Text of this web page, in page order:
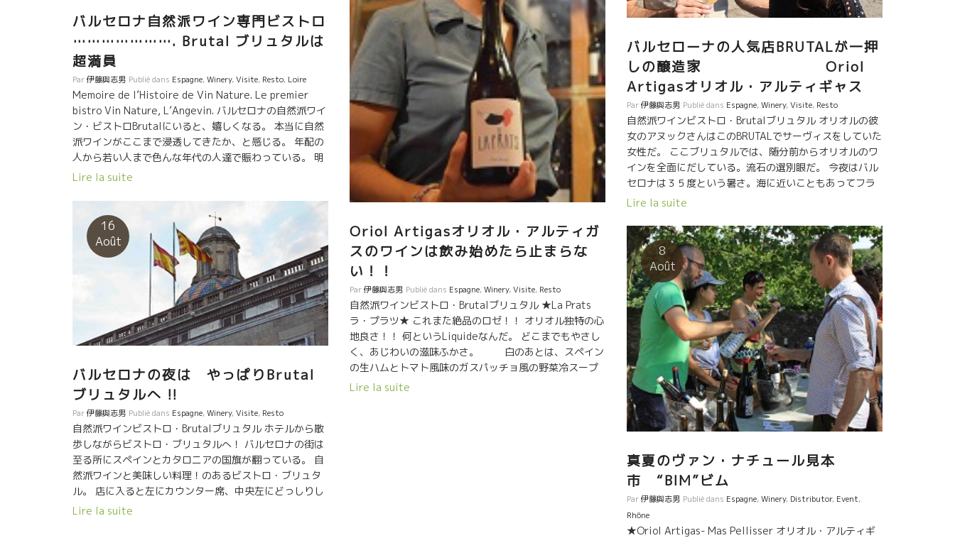
は、本当は白の方に向いているんだ。昔は、この地区で
は白の方が多かった。近年AOCの制定以後は赤のイメー
ジが強くなって、皆シラー品種ばかり皆植えるようにな
ってしまった。』 このルネ・ジャンの言葉をいつも思い
出す。 Dard et Riboダール・エ・リボの白を飲む度に感
動する。 ルペール・ド・カルトゥッシュのカウンターで
しばらく沈黙するほど感激してしまった。 エモーショ
ン、エネルギーが心、体の奥に伝わってくる。 Pitrouピ
トルという名前はこの畑の所有者のお祖父さんの名前か
らとったもの。 この区画は、ルネ・ジャンの家の目の前
の急斜面の畑。 白っぽい花崗岩が多く直ぐ下は花崗岩の
らだ。 この美味しいピトルをバルセロナのYUKOさんと
分かち合えてよかったです。 こんないい状態で１３年
間、保管していたルドルフは凄い。 今、パリでは自然派
ワインを飲ませるビストロが竹の子の如く増えている、
でもこんな希少なワインを持っているところは少ない。
やっぱりRepaire de Cartoucheルペール・ド・カルト
ゥッシュは凄い。 YUKOさん、PARISを楽しんでくださ
い。 ありがとう。
の昔、日本で新しい世代の事を“戦争を知らない子供
を、“マルセルを知らない子供達”と呼びたくなってしま
う。 Marcel Lapierreマルセル・ラピエールは化学剤や
人為的な妙なテクニックで化粧されたワインに対して、
Vin Natureという言葉で表現した。 今の若手は、もうそ
のスタードは過ぎている。 自然が当たり前で、最初から
次の段階のことを考えている。 こんな造りのワインに触
れる度に、ある時代が物凄いスピードで進化している
な、と痛感する。 毎日、移動しながら色んなワイン、色
んな造り手と出逢いながら、この自然派ワインの世界が
どんな方向へ、どんな形になっていくのか、あれこれ思
海藻を合わせてソーテした一皿にピッタリ、そしてほぼ
生に近い牛に合わせた。 それは、もう格別でした。
Oriol Artigasオリオル・アルティガ
スのワインは飲み始めたら止まらな
い！！
Par伊藤與志男 Publié dans Espagne,Winery,Visite, Resto
自然派ワインビストロ・Brutalブリュタル ★La Prats
ラ・プラツ★ これまた絶品のロゼ！！ オリオル独特の心
地良さ！！ 何というLiquideなんだ。 どこまでもやさし
く、あじわいの滋味ふかさ。 白のあとは、スペイン
の生ハムとトマト風味のガスパッチョ風の野菜冷スープ
に、 驚くほどのマリアージュ！！ 生ハムの塩っぽさとミ
Lire la suite
バルセロナ自然派ワイン専門ビストロ
…………………. Brutal ブリュタルは
超満員
Par伊藤與志男 Publié dans Espagne,Winery,Visite, Resto, Loire
Memoire de l’Histoire de Vin Nature. Le premier
bistro Vin Nature, L’Angevin. バルセロナの自然派ワイ
ン・ビストロBrutalにいると、嬉しくなる。 本当に自然
派ワインがここまで浸透してきたか、と感じる。 年配の
人から若い人まで色んな年代の人達で賑わっている。 明
らかに美味しい夕食と美味しいワインを飲みにわざわざ
ンの世界が、いままでとは全く違ったスタードに突入し
たのをヒシヒシと感じる。 ワインを飲みながら自然派ワ
インの歴史が頭に蘇って来た。 ★Histoire de Bistro
Vin Nature, naît à Paris.★ ★自然派ワインビストロの
歴史に思いを馳せた。パリだった★ 1989年にパリで
Jean-Pierre Robinotジャンピエール・ロビノが自然派
ワイン専門ビストロ“ANGEVIN”アンジュヴァンをオープ
ンしたのが初めだった。まだ、ほんの一部の人しかVin
Natureという言葉すら知らなかった時代だ。 店の近所に
フランスで最も権威のある新聞社Le Mondeの本社があっ
物ワインの造りを実践しているVin Natureの醸造家達の
存在を世に知らしめた。 当時90年代はワインビストロと
云えば、グランヴァンやロバート・パーカーが高得点を
つけたワインを楽しむ場所だった。 物事の奥を追究する
コアなワイン愛好家達は、化学物質を使って化粧をして
味を調える一般的な有名ワインから離れて行った。 超コ
アなワインラヴァー達がVin Natureに興味を持ち始めた
時代だった。 私も90年代に時々“ANGEVIN”アンジュヴ
た。 そして、今、フランスの自然派の中心醸造家達、マ
Lire la suite
バルセローナの人気店BRUTALが一押
しの醸造家 Oriol
Artigasオリオル・アルティギャス
Par伊藤與志男 Publié dans Espagne,Winery,Visite, Resto
自然派ワインビストロ・Brutalブリュタル オリオルの彼
女のアヌックさんはこのBRUTALでサーヴィスをしていた
女性だ。 ここブリュタルでは、随分前からオリオルのワ
インを全面にだしている。流石の選別眼だ。 今夜はバル
セロナは３５度という暑さ。海に近いこともあってフラ
ンスよりは湿気もある。 夜になってもあまり下がらな
ワイン、La Rumberaラ・ランベラが最高だ。 暑かった
昼の汗が、サーッとひいていく感じ。爽やかで旨味がの
ったやさしい液体が体にスーット体に入っていく。
な、なんと美味しいんだろう！！
一か月半前に瓶詰したばかり、チョットだけ最初しまっ
ていたけど、どこまでもやさしいタッチで舌の上を流れ
ていく。 オリオルは昔から、この地方に植わっている土
着の品種を大切にしている。 パンサ・ブランカ品種
100%、バルセロナよりフランス側の１５キロほど行っ
た山と海に挟まれた標高200～250mの北・西斜面の畑が
フレッシュな酸を。土壌は花崗岩が海の潮で風化した白
砂状が優しさを。僅かに硬いシストがあり、スカットし
たミネラル感をだしてくれている。
Lire la suite
16
Août
バルセロナの夜は やっぱりBrutal
ブリュタルへ !!
Par伊藤與志男 Publié dans Espagne,Winery,Visite, Resto
自然派ワインビストロ・Brutalブリュタル ホテルから散
歩しながらビストロ・ブリュタルへ！ バルセロナの街は
至る所にスペインとカタロニアの国旗が翻っている。 自
然派ワインと美味しい料理！のあるビストロ・ブリュタ
ル。 店に入ると左にカウンター席、中央左にどっしりし
た大きな木製テーブル、右壁に今店で力を入れている自
Lire la suite
8
Août
真夏のヴァン・ナチュール見本
市 “BIM”ビム
Par伊藤與志男 Publié dans Espagne,Winery, Distributor, Event,
Rhône
★Oriol Artigas- Mas Pellisser オリオル・アルティギ